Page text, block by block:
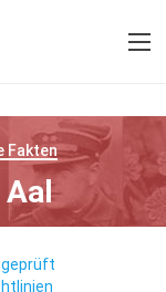
Fakten
Aal
geprüft